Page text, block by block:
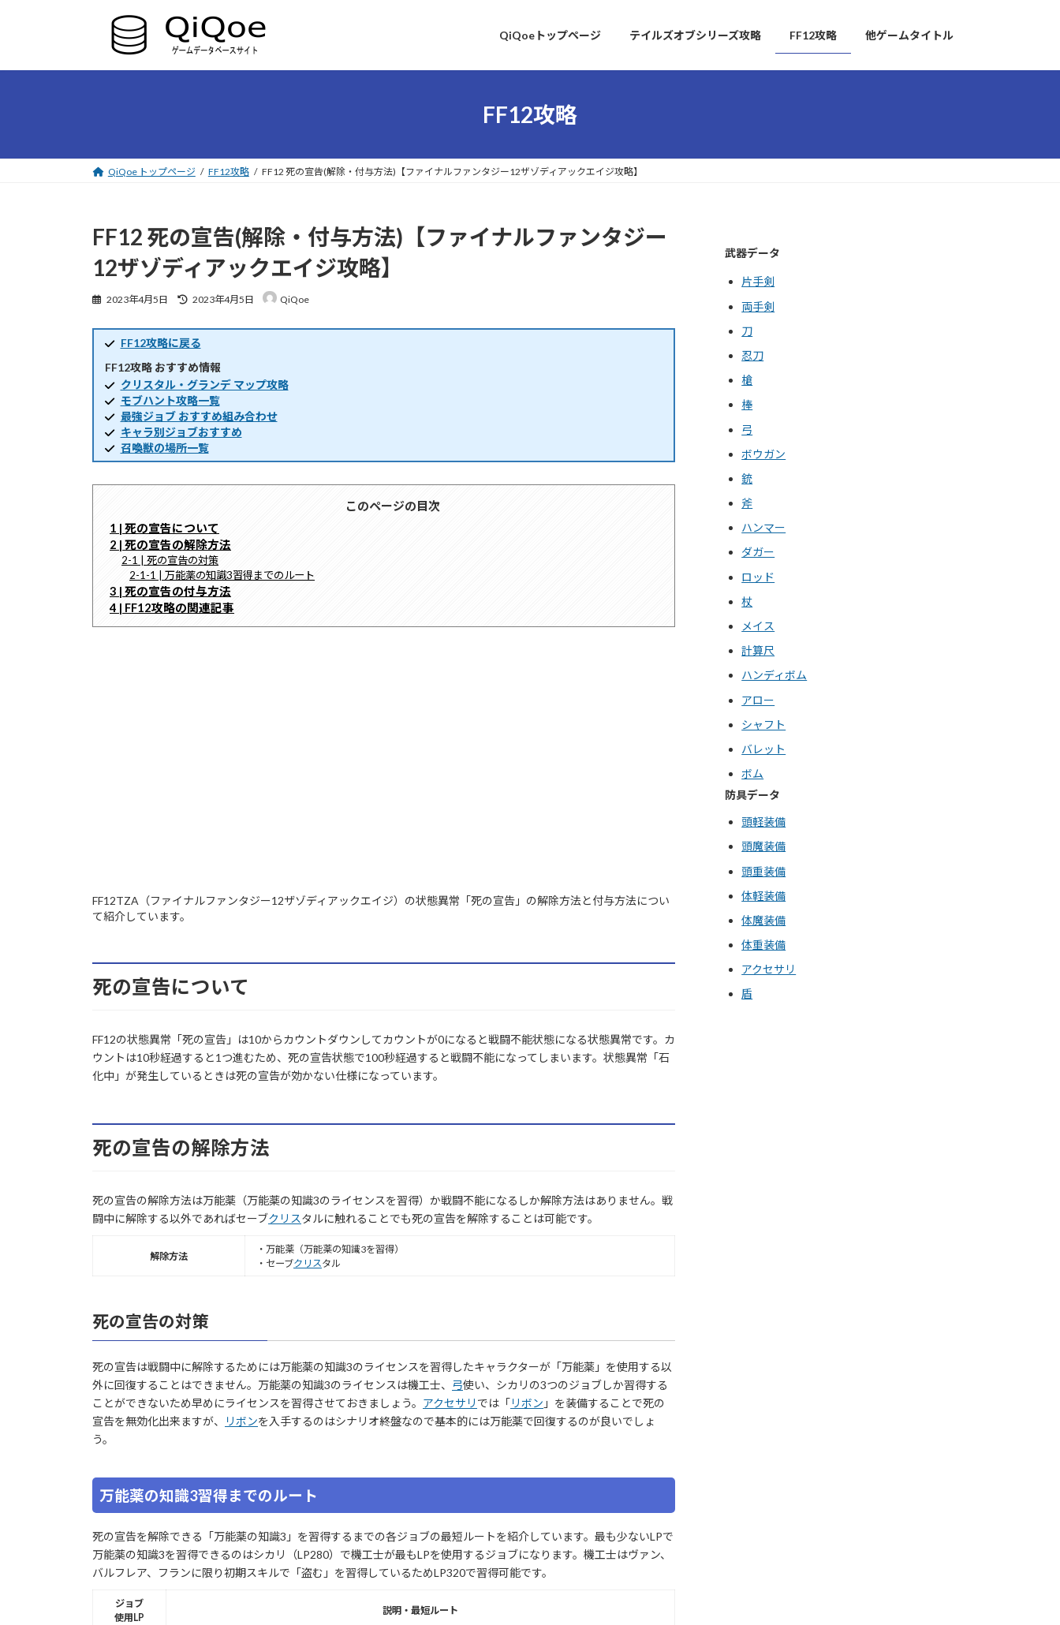
ツ
シ
QiQoeトップページ テイルズオブシリーズ攻略 FF12攻略 他ゲームタイトル
FF12攻略
QiQoe トップページ FF12攻略 FF12 死の宣告(解除・付与方法)【ファイナルファンタジー12ザゾディアックエイジ攻略】
FF12 死の宣告(解除・付与方法)【ファイナルファンタジー
12ザゾディアックエイジ攻略】
2023年4月5日
最
新
日
時
:
2023年4月5日 QiQoe
FF12攻略に戻る
FF12攻略 おすすめ情報
クリスタル・グランデ マップ攻略
モブハント攻略一覧
最強ジョブ おすすめ組み合わせ
キャラ別ジョブおすすめ
召喚獣の場所一覧
このページの目次
1 | 死の宣告について
2 | 死の宣告の解除方法
2-1 | 死の宣告の対策
2-1-1 | 万能薬の知識3習得までのルート
3 | 死の宣告の付与方法
4 | FF12攻略の関連記事
FF12TZA（ファイナルファンタジー12ザゾディアックエイジ）の状態異常「死の宣告」の解除方法と付与方法につい
て紹介しています。
死の宣告について
FF12の状態異常「死の宣告」は10からカウントダウンしてカウントが0になると戦闘不能状態になる状態異常です。カ
ウントは10秒経過すると1つ進むため、死の宣告状態で100秒経過すると戦闘不能になってしまいます。状態異常「石
化中」が発生しているときは死の宣告が効かない仕様になっています。
死の宣告の解除方法
死の宣告の解除方法は万能薬（万能薬の知識3のライセンスを習得）か戦闘不能になるしか解除方法はありません。戦
闘中に解除する以外であればセーブクリスタルに触れることでも死の宣告を解除することは可能です。
解除方法
・万能薬（万能薬の知識3を習得）
・セーブクリスタル
死の宣告の対策
死の宣告は戦闘中に解除するためには万能薬の知識3のライセンスを習得したキャラクターが「万能薬」を使用する以
外に回復することはできません。万能薬の知識3のライセンスは機工士、 弓使い、シカリの3つのジョブしか習得する
ことができないため早めにライセンスを習得させておきましょう。 アクセサリ では「リボン 」を装備することで死の
宣告を無効化出来ますが、
リボンを入手するのはシナリオ終盤なので基本的には万能薬で回復するのが良いでしょ
う。
万能薬の知識3習得までのルート
死の宣告を解除できる「万能薬の知識3」を習得するまでの各ジョブの最短ルートを紹介しています。最も少ないLPで
万能薬の知識3を習得できるのはシカリ（LP280）で機工士が最もLPを使用するジョブになります。機工士はヴァン、
バルフレア、フランに限り初期スキルで「盗む」を習得しているためLP320で習得可能です。
ジョブ
使用LP
説明・最短ルート
武器データ
片手剣
両手剣
刀
忍刀
槍
棒
弓
ボウガン
銃
斧
ハンマー
ダガー
ロッド
杖
メイス
計算尺
ハンディボム
アロー
シャフト
バレット
ボム
防具データ
頭軽装備
頭魔装備
頭重装備
体軽装備
体魔装備
体重装備
アクセサリ
盾